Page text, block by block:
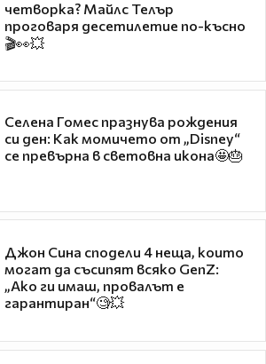
четворка? Майлс Телър
проговаря десетилетие по-късно
🎬👀💥
Селена Гомес празнува рождения
си ден: Как момичето от „Disney“
се превърна в световна икона🤩🎂
Джон Сина сподели 4 неща, които
могат да съсипят всяко GenZ:
„Ако ги имаш, провалът е
гарантиран“🧐💥